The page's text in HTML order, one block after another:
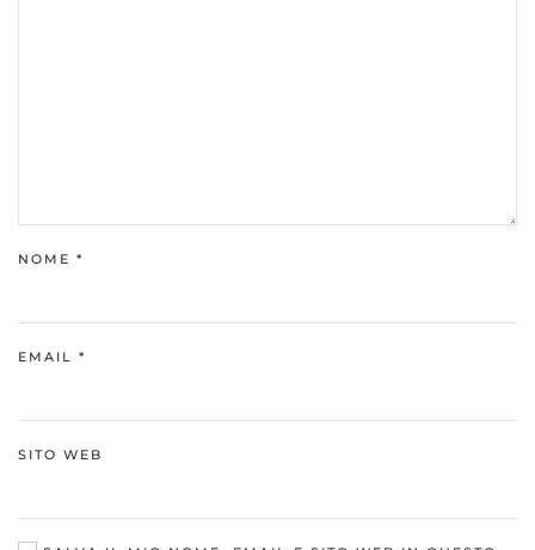
NOME *
EMAIL *
SITO WEB